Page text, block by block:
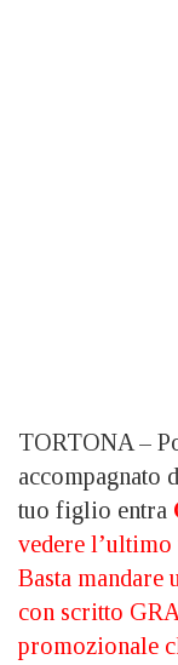
TORTONA –
accompagnato
tuo figlio entra
vedere l’ultimo
Basta mandare
con scritto
promozionale